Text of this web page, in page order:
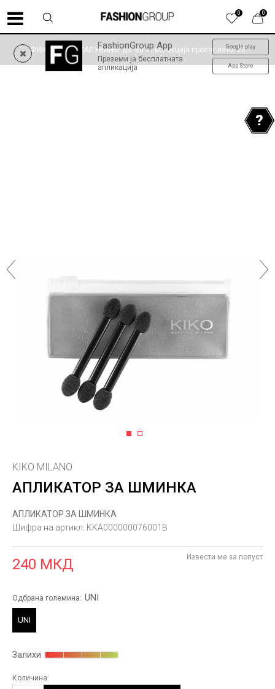
0
0
FashionGroup App
Преземи ја бесплатната
апликација
Google play
App Store
ФИНАЛНО НАМАЛУВАЊЕ до -60% | колекција пролет-лето '26
1 2
KIKO MILANO
АПЛИКАТОР ЗА ШМИНКА
АПЛИКАТОР ЗА ШМИНКА
Шифра на артикл: KKA000000076001B
240 МКД Извести ме за попуст
Одбрана големина: UNI
UNI
Залихи
Количина: